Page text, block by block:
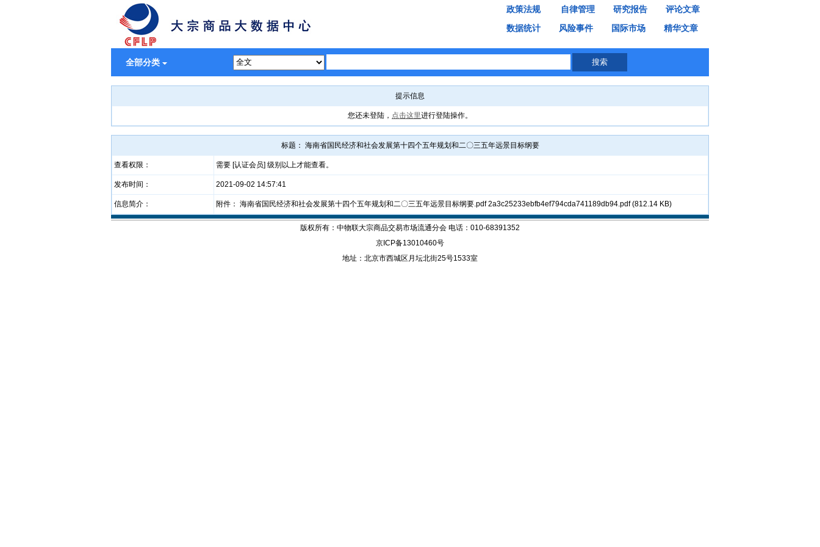
政策法规 自律管理 研究报告
评论文章
数据统计
风险事件 国际市场 精华文章
全部分类
提示信息
您还未登陆， 点击这里进行登陆操作。
标题： 海南省国民经济和社会发展第十四个五年规划和二〇三五年远景目标纲要
查看权限： 需要 [认证会员] 级别以上才能查看。
发布时间： 2021-09-02 14:57:41
信息简介： 附件： 海南省国民经济和社会发展第十四个五年规划和二〇三五年远景目标纲要.pdf 2a3c25233ebfb4ef794cda741189db94.pdf (812.14 KB)
版权所有：中物联大宗商品交易市场流通分会 电话：010-68391352
京ICP备13010460号
地址：北京市西城区月坛北街25号1533室